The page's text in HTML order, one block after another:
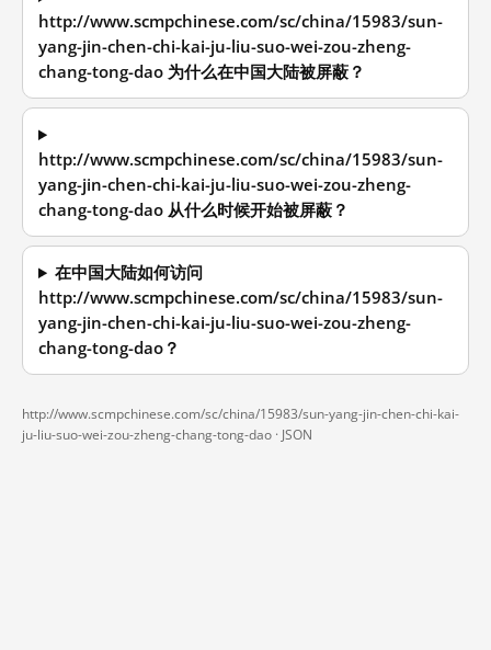
http://www.scmpchinese.com/sc/china/15983/sun-
yang-jin-chen-chi-kai-ju-liu-suo-wei-zou-zheng-
chang-tong-dao 为什么在中国大陆被屏蔽？
http://www.scmpchinese.com/sc/china/15983/sun-
yang-jin-chen-chi-kai-ju-liu-suo-wei-zou-zheng-
chang-tong-dao 从什么时候开始被屏蔽？
在中国大陆如何访问
http://www.scmpchinese.com/sc/china/15983/sun-
yang-jin-chen-chi-kai-ju-liu-suo-wei-zou-zheng-
chang-tong-dao？
http://www.scmpchinese.com/sc/china/15983/sun-yang-jin-chen-chi-kai-
ju-liu-suo-wei-zou-zheng-chang-tong-dao · JSON